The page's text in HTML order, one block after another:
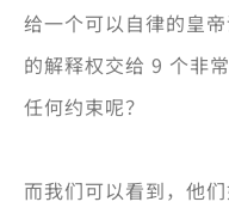
给一个可以自律的皇
的解释权交给 9 个非
任何约束呢？
而我们可以看到，他